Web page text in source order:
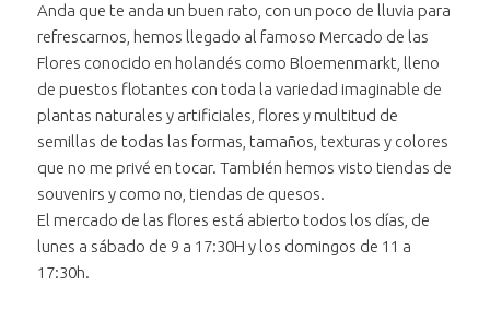
Square"
en Dam
Square"
Silenciarel audio "Coro en
Dam Square"
Avanzar treinta segundos en el
audio
"Coro
en Dam
Square"
Retroceder treinta segundos en el
audio
"Coro
en Dam
Square"
Posición:
0 segundos
Duración:
1 minuto y 0 segundo
Anda que te anda un buen rato, con un poco de lluvia para
refrescarnos, hemos llegado al famoso Mercado de las
Flores conocido en holandés como Bloemenmarkt, lleno
de puestos flotantes con toda la variedad imaginable de
plantas naturales y artificiales, flores y multitud de
semillas de todas las formas, tamaños, texturas y colores
que no me privé en tocar. También hemos visto tiendas de
souvenirs y como no, tiendas de quesos.
El mercado de las flores está abierto todos los días, de
lunes a sábado de 9 a 17:30H y los domingos de 11 a
17:30h.